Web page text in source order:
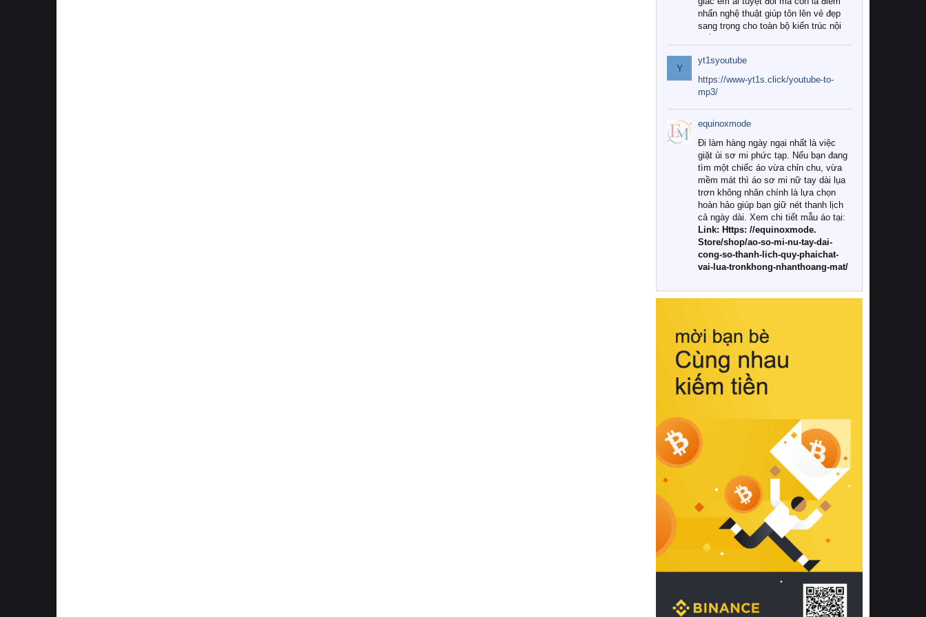
nhấn nghệ thuật giúp tôn lên vẻ đẹp
sang trọng cho toàn bộ kiến trúc nội
Tuy nhiên, giữa thị trường đa dạng
với vô vàn thương hiệu và mẫu mã
như hiện nay, làm thế nào để chọn
được những bộ chăn ga gối đệm cao
cấp thực sự chất lượng, phù hợp với
khí hậu và nhu cầu sử dụng của gia
đình? Hãy cùng chúng tôi đi tìm lời
giải đáp chi tiết qua bài viết dưới đây.
1. Tại sao các gia đình hiện đại lại ưa
chuộng chăn ga gối đệm cao cấp?
Khác với các dòng sản phẩm thông
thường, những bộ chăn ga gối đệm
cao cấp trải qua quy trình sản xuất
nghiêm ngặt từ khâu chọn lọc nguyên
liệu tự nhiên đến công nghệ dệt
nhuộm hiện đại không chứa hóa chất
này, bạn sẽ cảm nhận rõ rệt sự khác
hồi chuẩn xác của phần đệm nâng đỡ
cột sống.
Bên cạnh đó, việc lựa chọn các dòng
sản phẩm đạt chuẩn chất lượng quốc
tế còn giúp ngăn ngừa tình trạng kích
khuẩn và nấm mốc trong điều kiện
thời tiết nóng ẩm. Bạn có thể tìm hiểu
thêm các nghiên cứu khoa học về tác
động của giấc ngủ và môi trường
phòng ngủ đối với sức khỏe con
người tại Sleep Foundation (External
Link) để có cái nhìn toàn diện hơn.
2. Các tiêu chí vàng khi lựa chọn
chăn ga gối đệm cao cấp cho phòng
ngủ
Để sở hữu một bộ chăn ga gối đệm
cao cấp hoàn hảo cả về thẩm mỹ lẫn
công năng, người tiêu dùng cần cân
nhắc kỹ lưỡng các tiêu chí quan trọng
Y
yt1syoutube
https://www-yt1s.click/youtube-to-
mp3/
equinoxmode
Đi làm hàng ngày ngại nhất là việc
giặt ủi sơ mi phức tạp. Nếu bạn đang
tìm một chiếc áo vừa chỉn chu, vừa
mềm mát thì áo sơ mi nữ tay dài lụa
trơn không nhăn chính là lựa chọn
hoàn hảo giúp bạn giữ nét thanh lịch
cả ngày dài. Xem chi tiết mẫu áo tại:
Link: Https: //equinoxmode.
Store/shop/ao-so-mi-nu-tay-dai-
cong-so-thanh-lich-quy-phaichat-
vai-lua-tronkhong-nhanthoang-mat/